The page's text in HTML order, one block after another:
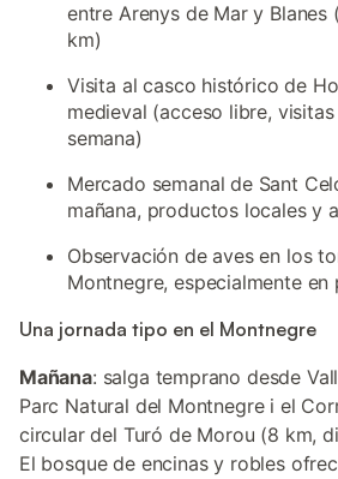
entre Arenys de Mar y Blanes
km)
Visita al casco histórico de
medieval (acceso libre,
semana)
Mercado semanal de Sant
mañana, productos locales y
Observación de aves en los
Montnegre, especialmente en
Una jornada tipo en el Montnegre
Mañana: salga temprano desde
Parc Natural del Montnegre i el
circular del Turó de Morou (8 km,
El bosque de encinas y robles